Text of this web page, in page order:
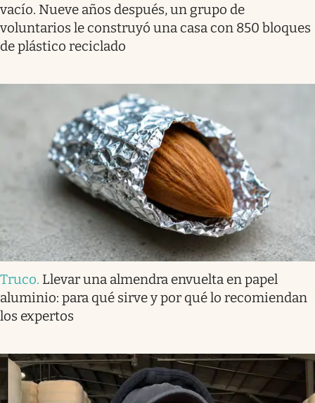
vacío. Nueve años después, un grupo de
voluntarios le construyó una casa con 850 bloques
de plástico reciclado
Truco. Llevar una almendra envuelta en papel
aluminio: para qué sirve y por qué lo recomiendan
los expertos